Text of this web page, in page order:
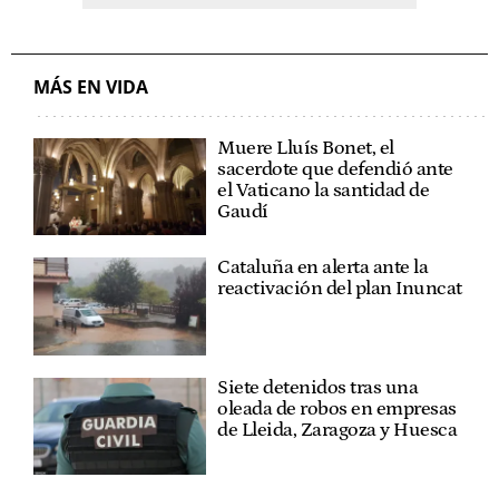
MÁS EN VIDA
Muere Lluís Bonet, el
sacerdote que defendió ante
el Vaticano la santidad de
Gaudí
Cataluña en alerta ante la
reactivación del plan Inuncat
Siete detenidos tras una
oleada de robos en empresas
de Lleida, Zaragoza y Huesca